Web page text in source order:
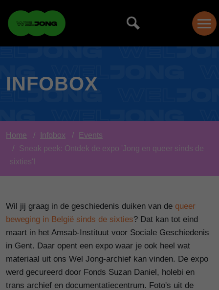
INFOBOX
Home Infobox
Events
Sneak peek: Ontdek de expo 'Jong en queer sinds de
sixties'!
Wil jij graag in de geschiedenis duiken van de queer
beweging in België sinds de sixties? Dat kan tot eind
maart in het Amsab-Instituut voor Sociale Geschiedenis
in Gent. Daar opent een expo waar je ook heel wat
materiaal uit ons Wel Jong-archief kan vinden. De expo
werd gecureerd door Fonds Suzan Daniel, holebi en
trans archief en documentatiecentrum. Foto's uit de